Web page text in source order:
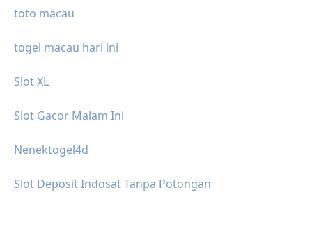
toto macau
togel macau hari ini
Slot XL
Slot Gacor Malam Ini
Nenektogel4d
Slot Deposit Indosat Tanpa Potongan